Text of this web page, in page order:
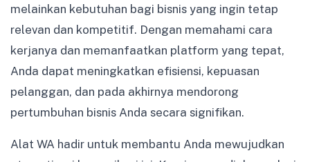
melainkan kebutuhan bagi bisnis yang ingin tetap
relevan dan kompetitif. Dengan memahami cara
kerjanya dan memanfaatkan platform yang tepat,
Anda dapat meningkatkan efisiensi, kepuasan
pelanggan, dan pada akhirnya mendorong
pertumbuhan bisnis Anda secara signifikan.
Alat WA hadir untuk membantu Anda mewujudkan